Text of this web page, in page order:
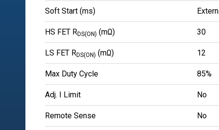
Soft Start (ms)
HS FET RDS(ON) (mΩ) 30
LS FET RDS(ON) (mΩ) 12
Max Duty Cycle 85%
Adj. I Limit No
Remote Sense No